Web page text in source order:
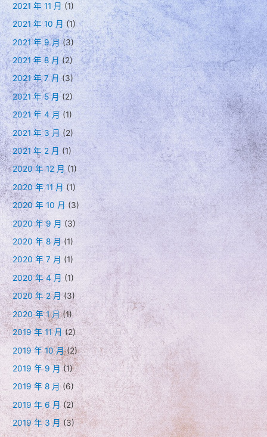
2021 年 11 月 (1)
2021 年 10 月 (1)
2021 年 9 月(3)
2021 年 8 月(2)
2021 年 7 月(3)
2021 年 5 月(2)
2021 年 4 月(1)
2021 年 3 月(2)
2021 年 2 月 (1)
2020 年 12 月(1)
2020 年 11 月(1)
2020 年 10 月 (3)
2020 年 9 月 (3)
2020 年 8 月(1)
2020 年 7 月 (1)
2020 年 4 月 (1)
2020 年 2 月(3)
2020 年 1 月(1)
2019 年 11 月(2)
2019 年 10 月(2)
2019 年 9 月(1)
2019 年 8 月(6)
2019 年 6 月(2)
2019 年 3 月(3)